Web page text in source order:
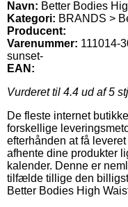
Navn: Better Bodies
Kategori: BRANDS >
Producent:
Varenummer: 111014-
sunset-
EAN:
Vurderet til 4.4 ud af 5
De fleste internet
forskellige
efterhånden at få
afhente dine produkter
kalender. Denne er
tilfælde tillige den
Better Bodies High